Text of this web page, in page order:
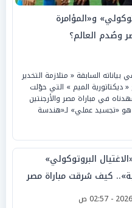
و«المؤامرة
وصُدم العالم؟
السابقة « متلازمة التخدير
الميم » التي حوّلت
في مباراة مصر والأرجنتين
هو «تجسيد عملي» لـ«هندسة
البروتوكولي»
كيف سُرقت مباراة مصر